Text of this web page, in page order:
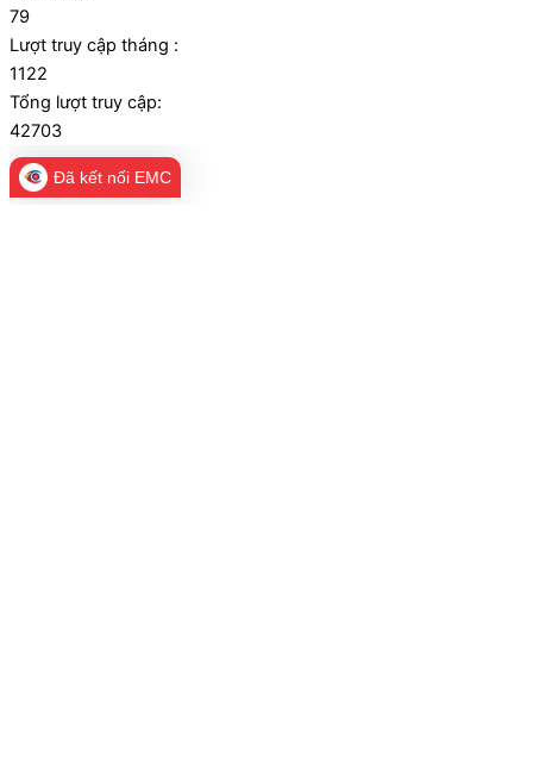
79
Lượt truy cập tháng :
1122
Tổng lượt truy cập:
42703
Đã kết nối EMC